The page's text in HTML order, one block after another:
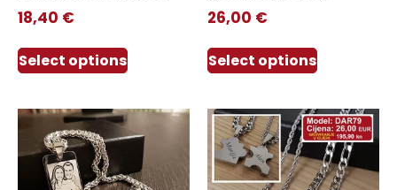
18,40 €
Select options
26,00 €
Select options